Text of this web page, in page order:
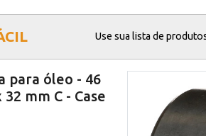
Use sua lista de
para óleo - 46
mm C - Case